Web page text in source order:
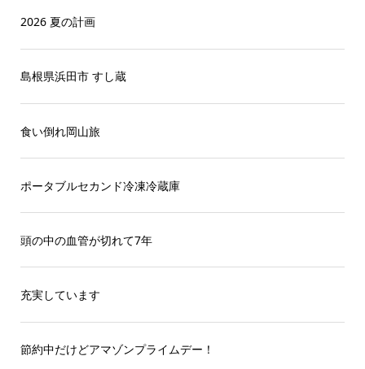
2026 夏の計画
島根県浜田市 すし蔵
食い倒れ岡山旅
ポータブルセカンド冷凍冷蔵庫
頭の中の血管が切れて7年
充実しています
節約中だけどアマゾンプライムデー！